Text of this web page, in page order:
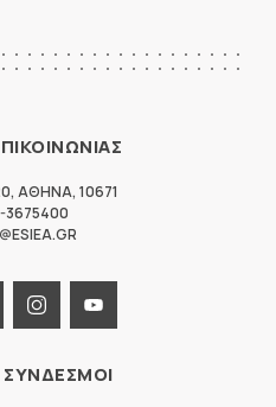
, ΑΘΗΝΑ, 10671
3675400
ΣΥΝΔΕΣΜΟΙ